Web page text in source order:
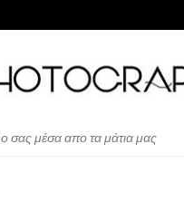
σας μέσα απο τα μάτια μας